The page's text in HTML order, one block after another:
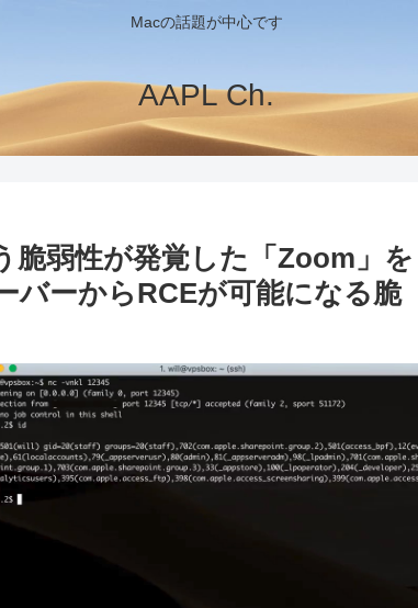
Macの話題が中心です
AAPL Ch.
脆弱性が発覚した「Zoom」を
バーからRCEが可能になる脆